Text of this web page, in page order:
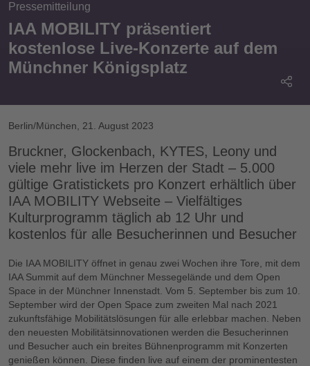
Pressemitteilung
IAA MOBILITY präsentiert
kostenlose Live-Konzerte auf dem
Münchner Königsplatz
Berlin/München 21. August 2023
Bruckner, Glockenbach, KYTES, Leony und
viele mehr live im Herzen der Stadt – 5.000
gültige Gratistickets pro Konzert erhältlich über
IAA MOBILITY Webseite – Vielfältiges
Kulturprogramm täglich ab 12 Uhr und
kostenlos für alle Besucherinnen und Besucher
Die IAA MOBILITY öffnet in genau zwei Wochen ihre Tore, mit dem
IAA Summit auf dem Münchner Messegelände und dem Open
Space in der Münchner Innenstadt. Vom 5. September bis zum 10.
September wird der Open Space zum zweiten Mal nach 2021
zukunftsfähige Mobilitätslösungen für alle erlebbar machen. Neben
den neuesten Mobilitätsinnovationen werden die Besucherinnen
und Besucher auch ein breites Bühnenprogramm mit Konzerten
genießen können. Diese finden live auf einem der prominentesten